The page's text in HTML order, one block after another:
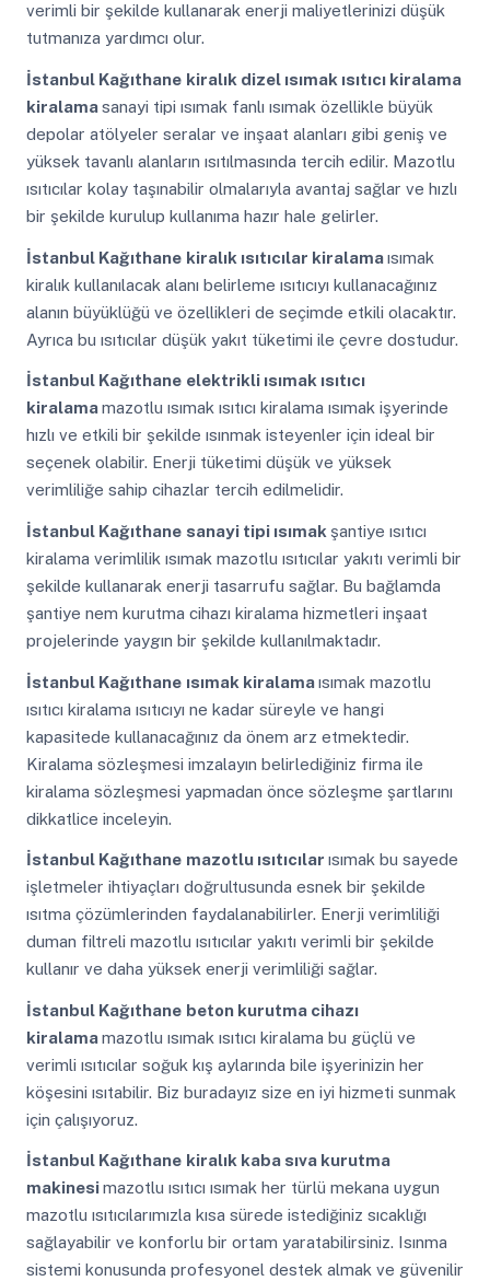
verimli bir şekilde kullanarak enerji maliyetlerinizi düşük
tutmanıza yardımcı olur.
İstanbul Kağıthane kiralık dizel ısımak ısıtıcı kiralama
kiralamasanayi tipi ısımak fanlı ısımak özellikle büyük
depolar atölyeler seralar ve inşaat alanları gibi geniş ve
yüksek tavanlı alanların ısıtılmasında tercih edilir. Mazotlu
ısıtıcılar kolay taşınabilir olmalarıyla avantaj sağlar ve hızlı
bir şekilde kurulup kullanıma hazır hale gelirler.
İstanbul Kağıthane kiralık ısıtıcılar kiralamaısımak
kiralık kullanılacak alanı belirleme ısıtıcıyı kullanacağınız
alanın büyüklüğü ve özellikleri de seçimde etkili olacaktır.
Ayrıca bu ısıtıcılar düşük yakıt tüketimi ile çevre dostudur.
İstanbul Kağıthane elektrikli ısımak ısıtıcı
kiralamamazotlu ısımak ısıtıcı kiralama ısımak işyerinde
hızlı ve etkili bir şekilde ısınmak isteyenler için ideal bir
seçenek olabilir. Enerji tüketimi düşük ve yüksek
verimliliğe sahip cihazlar tercih edilmelidir.
İstanbul Kağıthane sanayi tipi ısımak şantiye ısıtıcı
kiralama verimlilik ısımak mazotlu ısıtıcılar yakıtı verimli bir
şekilde kullanarak enerji tasarrufu sağlar. Bu bağlamda
şantiye nem kurutma cihazı kiralama hizmetleri inşaat
projelerinde yaygın bir şekilde kullanılmaktadır.
İstanbul Kağıthane ısımak kiralamaısımak mazotlu
ısıtıcı kiralama ısıtıcıyı ne kadar süreyle ve hangi
kapasitede kullanacağınız da önem arz etmektedir.
Kiralama sözleşmesi imzalayın belirlediğiniz firma ile
kiralama sözleşmesi yapmadan önce sözleşme şartlarını
dikkatlice inceleyin.
İstanbul Kağıthane mazotlu ısıtıcılar ısımak bu sayede
işletmeler ihtiyaçları doğrultusunda esnek bir şekilde
ısıtma çözümlerinden faydalanabilirler. Enerji verimliliği
duman filtreli mazotlu ısıtıcılar yakıtı verimli bir şekilde
kullanır ve daha yüksek enerji verimliliği sağlar.
İstanbul Kağıthane beton kurutma cihazı
kiralamamazotlu ısımak ısıtıcı kiralama bu güçlü ve
verimli ısıtıcılar soğuk kış aylarında bile işyerinizin her
köşesini ısıtabilir. Biz buradayız size en iyi hizmeti sunmak
için çalışıyoruz.
İstanbul Kağıthane kiralık kaba sıva kurutma
makinesimazotlu ısıtıcı ısımak her türlü mekana uygun
mazotlu ısıtıcılarımızla kısa sürede istediğiniz sıcaklığı
sağlayabilir ve konforlu bir ortam yaratabilirsiniz. Isınma
sistemi konusunda profesyonel destek almak ve güvenilir